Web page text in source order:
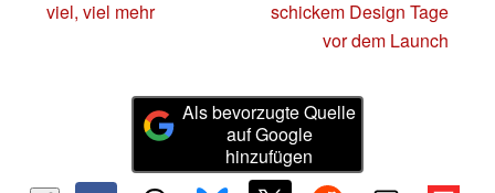
viel, viel mehr
schickem Design Tage
vor dem Launch
Als bevorzugte Quelle
auf Google
hinzufügen